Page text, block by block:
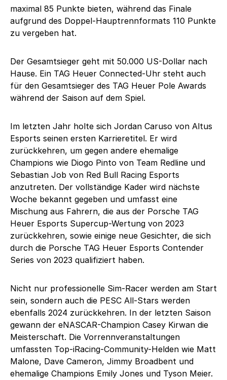
maximal 85 Punkte bieten, während das Finale
aufgrund des Doppel-Hauptrennformats 110 Punkte
zu vergeben hat.
Der Gesamtsieger geht mit 50.000 US-Dollar nach
Hause. Ein TAG Heuer Connected-Uhr steht auch
für den Gesamtsieger des TAG Heuer Pole Awards
während der Saison auf dem Spiel.
Im letzten Jahr holte sich Jordan Caruso von Altus
Esports seinen ersten Karrieretitel. Er wird
zurückkehren, um gegen andere ehemalige
Champions wie Diogo Pinto von Team Redline und
Sebastian Job von Red Bull Racing Esports
anzutreten. Der vollständige Kader wird nächste
Woche bekannt gegeben und umfasst eine
Mischung aus Fahrern, die aus der Porsche TAG
Heuer Esports Supercup-Wertung von 2023
zurückkehren, sowie einige neue Gesichter, die sich
durch die Porsche TAG Heuer Esports Contender
Series von 2023 qualifiziert haben.
Nicht nur professionelle Sim-Racer werden am Start
sein, sondern auch die PESC All-Stars werden
ebenfalls 2024 zurückkehren. In der letzten Saison
gewann der eNASCAR-Champion Casey Kirwan die
Meisterschaft. Die Vorrennveranstaltungen
umfassten Top-iRacing-Community-Helden wie Matt
Malone, Dave Cameron, Jimmy Broadbent und
ehemalige Champions Emily Jones und Tyson Meier.